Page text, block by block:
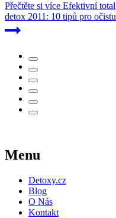
Přečtěte si více Efektivní total
detox 2011: 10 tipů pro očistu
Menu
Detoxy.cz
Blog
O Nás
Kontakt